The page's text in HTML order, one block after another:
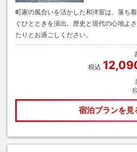
町家の風合いを活かした和洋室は、落ち
ぐひとときを演出。歴史と現代の心地よ
たりとお過ごしください。
税込
宿泊プランを見